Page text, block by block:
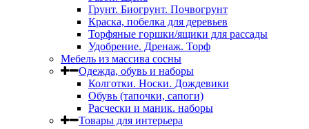
Грунт. Биогрунт. Почвогрунт
Краска, побелка для деревьев
Торфяные горшки/ящики для рассады
Удобрение. Дренаж. Торф
Мебель из массива сосны
Одежда, обувь и наборы
Колготки. Носки. Дождевики
Обувь (тапочки, сапоги)
Расчески и маник. наборы
Товары для интерьера